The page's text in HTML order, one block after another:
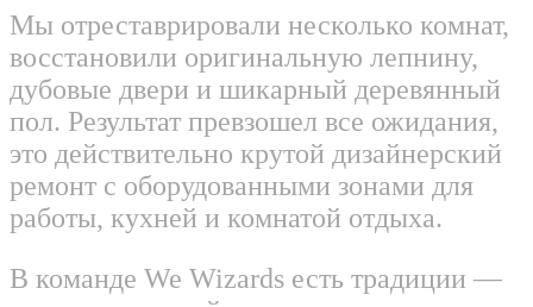
Мы отреставрировали несколько комнат,
восстановили оригинальную лепнину,
дубовые двери и шикарный деревянный
пол. Результат превзошел все ожидания,
это действительно крутой дизайнерский
ремонт с оборудованными зонами для
работы, кухней и комнатой отдыха.
В команде We Wizards есть традиции —